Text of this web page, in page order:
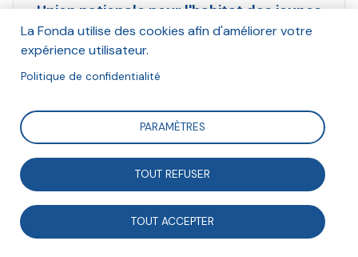
Union nationale pour l'habitat des jeunes
(Unhaj)
Et Hannah Olivetti, Carrefour des Innovations
Sociales
Suivre
nationale pour l’habitat des jeunes (Unhaj) continue
La Fonda utilise des cookies afin d'améliorer votre
expérience utilisateur.
Politique de confidentialité
PARAMÈTRES
TOUT REFUSER
TOUT ACCEPTER